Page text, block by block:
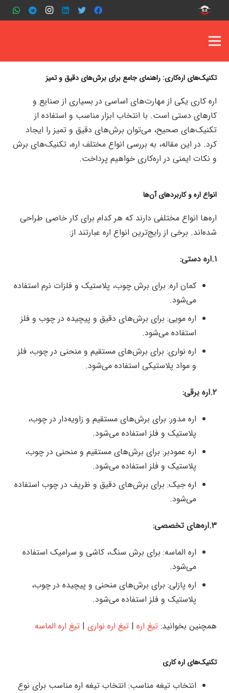
تکنیک‌های اره‌کاری: راهنمای جامع برای برش‌های دقیق و تمیز
اره کاری یکی از مهارت‌های اساسی در بسیاری از صنایع و
کارهای دستی است. با انتخاب ابزار مناسب و استفاده از
تکنیک‌های صحیح، می‌توان برش‌های دقیق و تمیز را ایجاد
کرد. در این مقاله، به بررسی انواع مختلف اره، تکنیک‌های برش
و نکات ایمنی در اره‌کاری خواهیم پرداخت.
انواع اره و کاربردهای آن‌ها
اره‌ها انواع مختلفی دارند که هر کدام برای کار خاصی طراحی
شده‌اند. برخی از رایج‌ترین انواع اره عبارتند از:
۱.اره دستی:
کمان اره: برای برش چوب، پلاستیک و فلزات نرم استفاده
می‌شود.
اره مویی: برای برش‌های دقیق و پیچیده در چوب و فلز
استفاده می‌شود.
اره نواری: برای برش‌های مستقیم و منحنی در چوب، فلز
و مواد پلاستیکی استفاده می‌شود.
۲.اره برقی:
اره مدور: برای برش‌های مستقیم و زاویه‌دار در چوب،
پلاستیک و فلز استفاده می‌شود.
اره عمودبر: برای برش‌های مستقیم و منحنی در چوب،
پلاستیک و فلز استفاده می‌شود.
اره جیک: برای برش‌های دقیق و ظریف در چوب استفاده
می‌شود.
۳.اره‌های تخصصی:
اره الماسه: برای برش سنگ، کاشی و سرامیک استفاده
می‌شود.
اره پازلی: برای برش‌های منحنی و پیچیده در چوب،
پلاستیک و فلز استفاده می‌شود.
همچنین بخوانید: تیغ اره | تیغ اره نواری | تیغ اره الماسه
تکنیک‌های اره‌ کاری
انتخاب تیغه مناسب: انتخاب تیغه اره مناسب برای نوع